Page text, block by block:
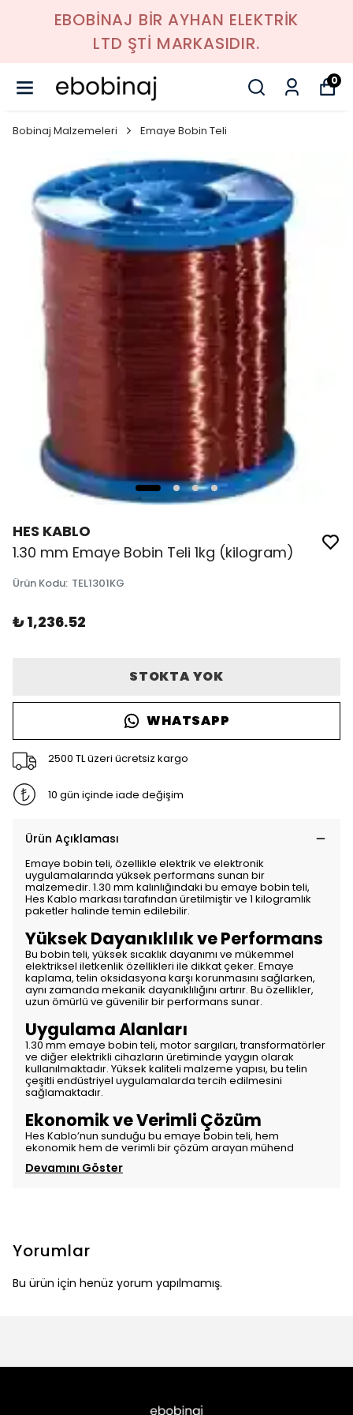
EBOBİNAJ BİR AYHAN ELEKTRİK
LTD ŞTİ MARKASIDIR.
0
Bobinaj Malzemeleri Emaye Bobin Teli
HES KABLO
1.30 mm Emaye Bobin Teli 1kg (kilogram)
Ürün Kodu: TEL1301KG
₺ 1,236.52
STOKTA YOK
WHATSAPP
2500 TL üzeri ücretsiz kargo
10 gün içinde iade değişim
Ürün Açıklaması
Emaye bobin teli, özellikle elektrik ve elektronik
uygulamalarında yüksek performans sunan bir
malzemedir. 1.30 mm kalınlığındaki bu emaye bobin teli,
Hes Kablo markası tarafından üretilmiştir ve 1 kilogramlık
paketler halinde temin edilebilir.
Yüksek Dayanıklılık ve Performans
Bu bobin teli, yüksek sıcaklık dayanımı ve mükemmel
elektriksel iletkenlik özellikleri ile dikkat çeker. Emaye
kaplama, telin oksidasyona karşı korunmasını sağlarken,
aynı zamanda mekanik dayanıklılığını artırır. Bu özellikler,
uzun ömürlü ve güvenilir bir performans sunar.
Uygulama Alanları
1.30 mm emaye bobin teli, motor sargıları, transformatörler
ve diğer elektrikli cihazların üretiminde yaygın olarak
kullanılmaktadır. Yüksek kaliteli malzeme yapısı, bu telin
çeşitli endüstriyel uygulamalarda tercih edilmesini
sağlamaktadır.
Ekonomik ve Verimli Çözüm
Hes Kablo’nun sunduğu bu emaye bobin teli, hem
ekonomik hem de verimli bir çözüm arayan mühend
Devamını Göster
Yorumlar
Bu ürün için henüz yorum yapılmamış.